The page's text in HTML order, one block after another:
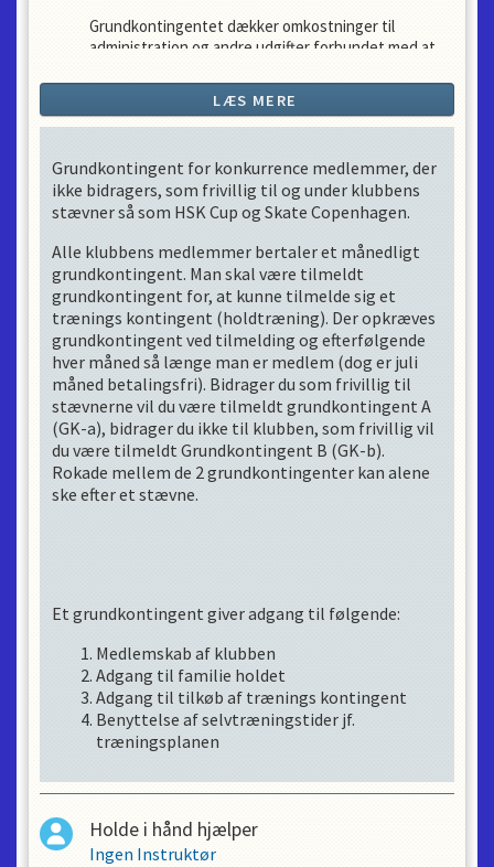
Grundkontingentet dækker omkostninger til
administration og andre udgifter forbundet med at
Dansk Skøjte Union og Hvidovre Kommunes
Idrætsråd, uddannelse af trænere, indkøb af
træningsudstyr og meget andet.
Et grundkontingent giver adgang til følgende:
Medlemskab af klubben
Adgang til familie holdet
Adgang til tilkøb af trænings kontingent
Benyttelse af selvtræningstider jf.
træningsplanen
Off-ice træning i den periode hvor der ikke er is
på anlægget
Træningen foregår i Frihedens Idrætscenter i
perioden august-april. I maj rykker al træning til
Rødovre skøjtehal. I juni trænes der alene off-
ice, som foregår udendørs ved Frihedens
Idrætscenter. I skolernes sommerferie holder
LÆS MERE
Grundkontingent for konkurrence medlemmer, der
ikke bidragers, som frivillig til og under klubbens
stævner så som HSK Cup og Skate Copenhagen.
Alle klubbens medlemmer bertaler et månedligt
grundkontingent. Man skal være tilmeldt
grundkontingent for, at kunne tilmelde sig et
trænings kontingent (holdtræning). Der opkræves
grundkontingent ved tilmelding og efterfølgende
hver måned så længe man er medlem (dog er juli
måned betalingsfri). Bidrager du som frivillig til
stævnerne vil du være tilmeldt grundkontingent A
(GK-a), bidrager du ikke til klubben, som frivillig vil
du være tilmeldt Grundkontingent B (GK-b).
Rokade mellem de 2 grundkontingenter kan alene
ske efter et stævne.
Et grundkontingent giver adgang til følgende:
Medlemskab af klubben
Adgang til familie holdet
Adgang til tilkøb af trænings kontingent
Benyttelse af selvtræningstider jf.
træningsplanen
Holde i hånd hjælper
Ingen Instruktør